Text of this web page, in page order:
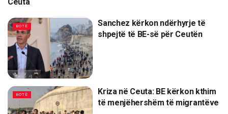
BOTË
Sanchez kërkon ndërhyrje të
shpejtë të BE-së për Ceutën
BOTË
Kriza në Ceuta: BE kërkon kthim
të menjëhershëm të migrantëve